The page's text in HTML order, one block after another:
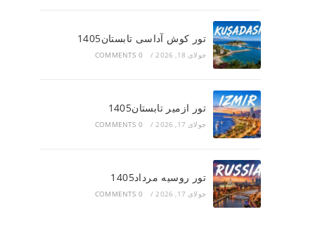
تور کوش آداسی تابستان1405
جولای 18, 2026 /
0 COMMENTS
تور ازمیر تابستان1405
جولای 17, 2026 /
0 COMMENTS
تور روسیه مرداد1405
جولای 17, 2026 /
0 COMMENTS